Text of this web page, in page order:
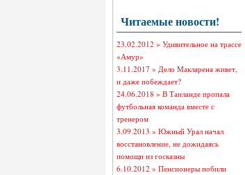
Читаемые новости!
23.02.2012 » Удивительное на трассе
«Амур»
3.11.2017 » Дело Макларена живет,
и даже побеждает?
24.06.2018 » В Таиланде пропала
футбольная команда вместе с
тренером
3.09.2013 » Южный Урал начал
восстановление, не дожидаясь
помощи из госказны
6.10.2012 » Пенсионеры побили